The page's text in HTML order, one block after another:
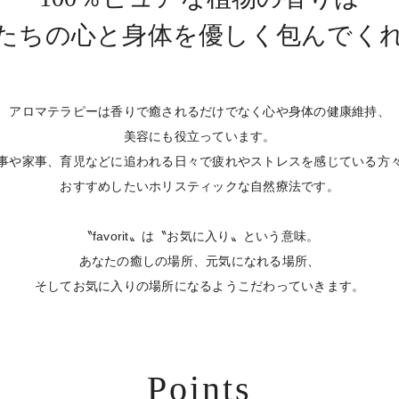
ちの心と身体を優しく包んでく
アロマテラピーは香りで癒されるだけでなく心や身体の健康維持、
美容にも役立っています。
や家事、育児などに追われる日々で疲れやストレスを感じている方
おすすめしたいホリスティックな自然療法です。
〝favorit〟は〝お気に入り〟という意味。
あなたの癒しの場所、元気になれる場所、
そしてお気に入りの場所になるよう こだわっていきます。
Points